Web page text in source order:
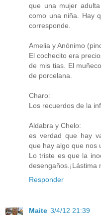
que una mujer
como una niña. Hay
corresponde.
Amelia y Anónimo
El cochecito era
de mis tias. El
de porcelana.
Charo:
Los recuerdos de la
Aldabra y Chelo:
es verdad que hay
que hay algo que nos
Lo triste es que la
desengaños.¡Lástima
Responder
Maite 3/4/12 21:39